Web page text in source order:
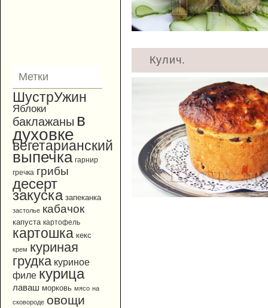
Метки
ШустрУжин
Яблоки
баклажаны в
духовке
вегетарианский
выпечка гарнир
гречка грибы
десерт
закуска запеканка
застолье кабачок
капуста картофель
картошка кекс
крем куриная
грудка куриное
филе курица
лаваш морковь мясо на
сковороде овощи
Кулич.